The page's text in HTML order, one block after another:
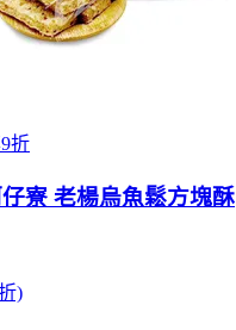
折
寮 老楊烏魚鬆方塊酥
)